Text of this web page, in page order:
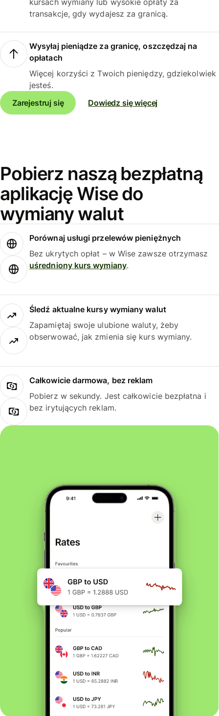
kursach wymiany lub wysokie opłaty za
transakcje, gdy wydajesz za granicą.
Wysyłaj pieniądze za granicę, oszczędzaj na
opłatach
Więcej korzyści z Twoich pieniędzy, gdziekolwiek
jesteś.
Zarejestruj się
Dowiedz się więcej
Pobierz naszą bezpłatną
aplikację Wise do
wymiany walut
Porównaj usługi przelewów pieniężnych
Bez ukrytych opłat – w Wise zawsze otrzymasz
uśredniony kurs wymiany.
Śledź aktualne kursy wymiany walut
Zapamiętaj swoje ulubione waluty, żeby
obserwować, jak zmienia się kurs wymiany.
Całkowicie darmowa, bez reklam
Pobierz w sekundy. Jest całkowicie bezpłatna i
bez irytujących reklam.